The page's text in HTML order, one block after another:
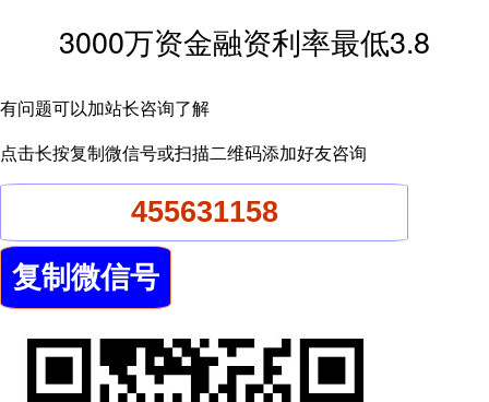
3000万资金融资利率最低3.8
有问题可以加站长咨询了解
点击长按复制微信号或扫描二维码添加好友咨询